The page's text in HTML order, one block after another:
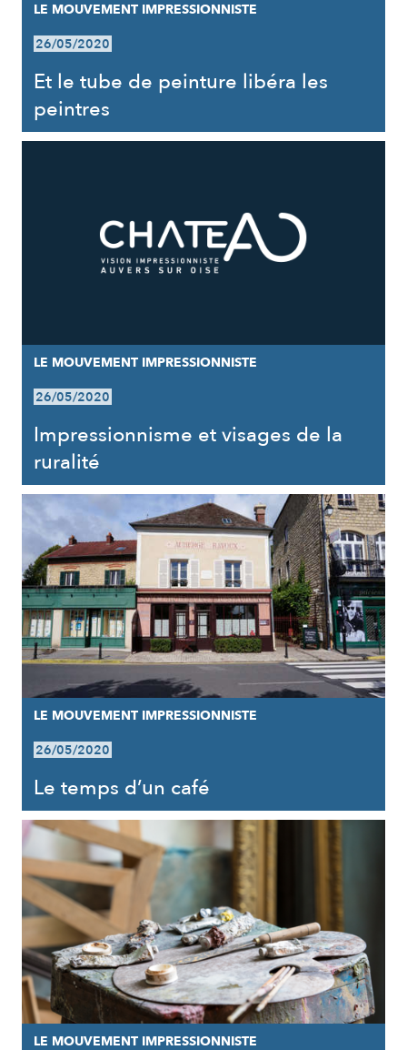
LE MOUVEMENT IMPRESSIONNISTE
26/05/2020
Et le tube de peinture libéra les
peintres
LE MOUVEMENT IMPRESSIONNISTE
26/05/2020
Impressionnisme et visages de la
ruralité
LE MOUVEMENT IMPRESSIONNISTE
26/05/2020
Le temps d’un café
LE MOUVEMENT IMPRESSIONNISTE